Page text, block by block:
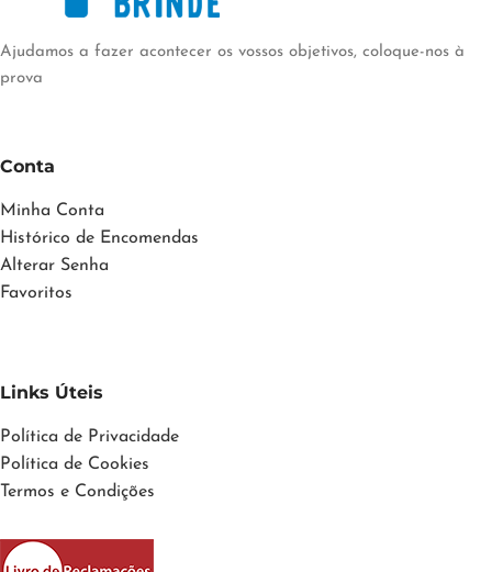
Ajudamos a fazer acontecer os vossos objetivos, coloque-nos à
prova
Conta
Minha Conta
Histórico de Encomendas
Alterar Senha
Favoritos
Links Úteis
Política de Privacidade
Política de Cookies
Termos e Condições